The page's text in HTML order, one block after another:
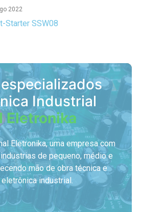
2022
Starter SSW08
Industrial
Eletronika
Eletronika, uma empresa com
de pequeno, médio e
mão de obra técnica e
industrial.